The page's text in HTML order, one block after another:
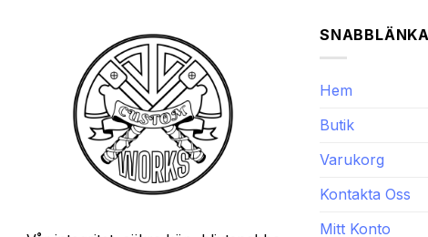
Hem
Butik
Varukorg
Kontakta Oss
Mitt Konto